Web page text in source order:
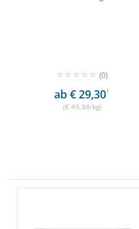
(0)
ab € 29,301
(€ 49,98/kg)